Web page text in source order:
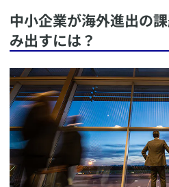
中小企業が海外進出の
み出すには？